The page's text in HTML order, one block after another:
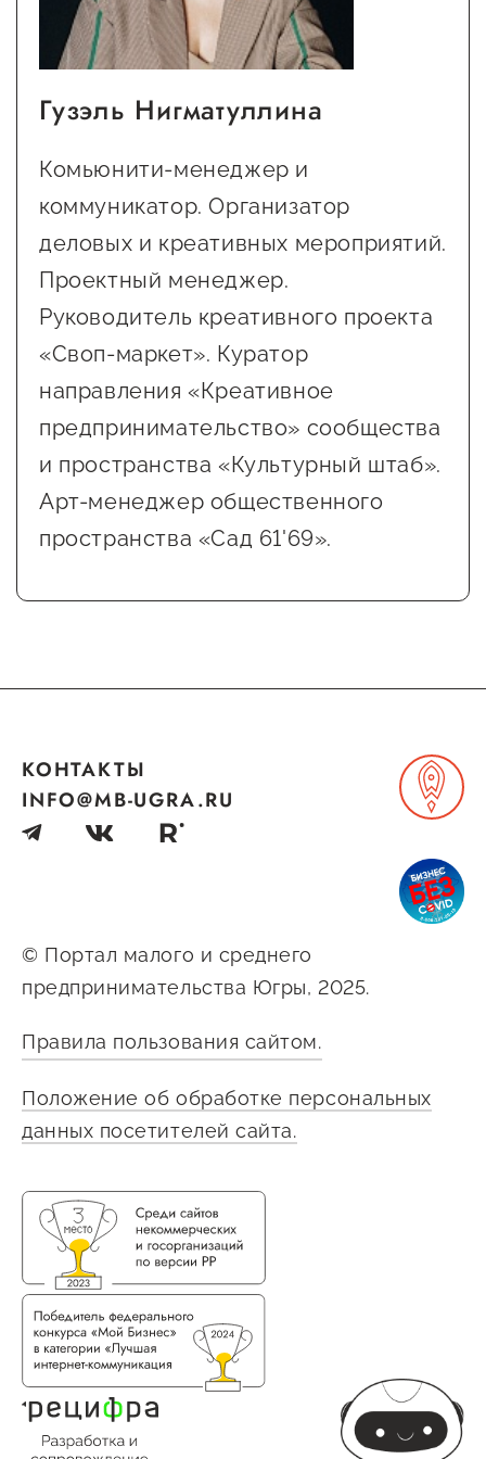
Госзакупки для малого
бизнеса
Инвестору
Самозанятому
Новости УФНС
Конкурсы для
Сообщить о нарушении
АвтоУСН
Иностранным гражданам
Сервисы для бизнеса
Органы управления и надзора
Контакты
Гузэль Нигматуллина
Комьюнити-менеджер и
коммуникатор. Организатор
деловых и креативных мероприятий.
Проектный менеджер.
Руководитель креативного проекта
«Своп-маркет». Куратор
направления «Креативное
предпринимательство» сообщества
и пространства «Культурный штаб».
Арт-менеджер общественного
пространства «Сад 61'69».
© Портал малого и среднего
предпринимательства Югры, 2025.
Правила пользования сайтом.
Положение об обработке персональных
данных посетителей сайта.
КОНТАКТЫ
INFO@MB-UGRA.RU